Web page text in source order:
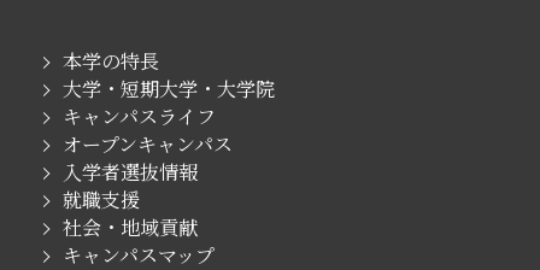
本学の特長
大学・短期大学・大学院
キャンパスライフ
オープンキャンパス
入学者選抜情報
就職支援
社会・地域貢献
キャンパスマップ